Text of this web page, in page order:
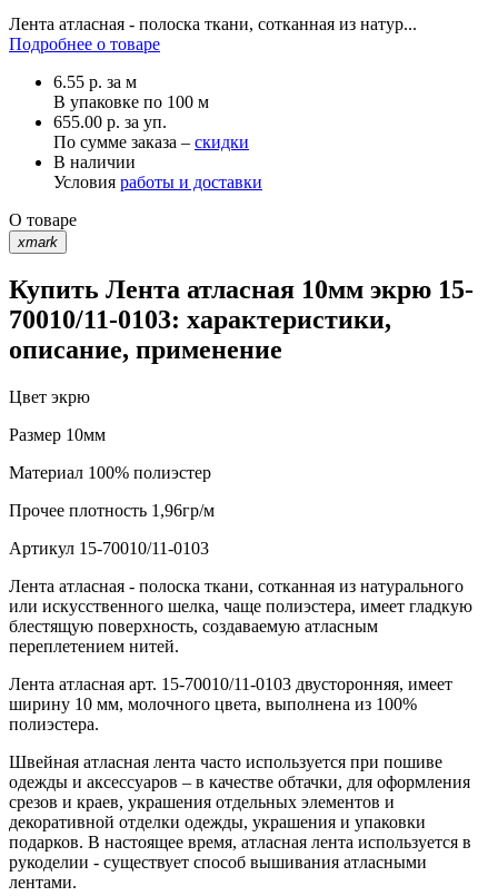
Лента атласная - полоска ткани, сотканная из натур...
Подробнее о товаре
6.55 р. за м
В упаковке по 100 м
655.00 р. за уп.
По сумме заказа – скидки
В наличии
Условия работы и доставки
О товаре
xmark
Купить Лента атласная 10мм экрю 15-
70010/11-0103: характеристики,
описание, применение
Цвет экрю
Размер 10мм
Материал 100% полиэстер
Прочее плотность 1,96гр/м
Артикул 15-70010/11-0103
Лента атласная - полоска ткани, сотканная из натурального
или искусственного шелка, чаще полиэстера, имеет гладкую
блестящую поверхность, создаваемую атласным
переплетением нитей.
Лента атласная арт. 15-70010/11-0103 двусторонняя, имеет
ширину 10 мм, молочного цвета, выполнена из 100%
полиэстера.
Швейная атласная лента часто используется при пошиве
одежды и аксессуаров – в качестве обтачки, для оформления
срезов и краев, украшения отдельных элементов и
декоративной отделки одежды, украшения и упаковки
подарков. В настоящее время, атласная лента используется в
рукоделии - существует способ вышивания атласными
лентами.